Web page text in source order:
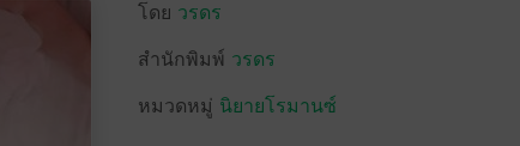
โดย วรดร
สำนักพิมพ์ วรดร
หมวดหมู่ นิยายโรมานซ์